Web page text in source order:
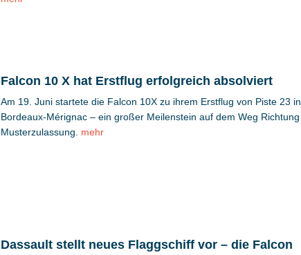
Falcon 10 X hat Erstflug erfolgreich absolviert
Am 19. Juni startete die Falcon 10X zu ihrem Erstflug von Piste 23 in
Bordeaux-Mérignac – ein großer Meilenstein auf dem Weg Richtung
Musterzulassung.
mehr
Dassault stellt neues Flaggschiff vor – die Falcon